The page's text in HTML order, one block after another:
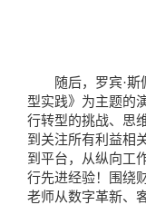
随后，罗宾·
型实践》为主题的
行转型的挑战、思
到关注所有利益相
到平台，从纵向工
行先进经验！围绕
老师从数字革新、